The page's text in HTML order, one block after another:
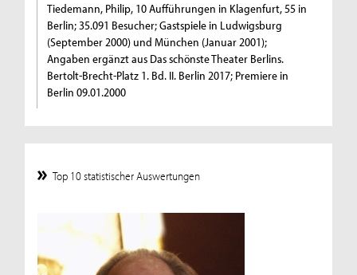
Tiedemann, Philip, 10 Aufführungen in Klagenfurt, 55 in
Berlin; 35.091 Besucher; Gastspiele in Ludwigsburg
(September 2000) und München (Januar 2001);
Angaben ergänzt aus Das schönste Theater Berlins.
Bertolt-Brecht-Platz 1. Bd. II. Berlin 2017; Premiere in
Berlin 09.01.2000
Top 10 statistischer Auswertungen